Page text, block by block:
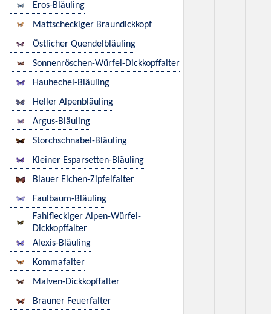
Eros-Bläuling
Mattscheckiger Braundickkopf
Östlicher Quendelbläuling
Sonnenröschen-Würfel-Dickkopffalter
Hauhechel-Bläuling
Heller Alpenbläuling
Argus-Bläuling
Storchschnabel-Bläuling
Kleiner Esparsetten-Bläuling
Blauer Eichen-Zipfelfalter
Faulbaum-Bläuling
Fahlfleckiger Alpen-Würfel-
Dickkopffalter
Alexis-Bläuling
Kommafalter
Malven-Dickkopffalter
Brauner Feuerfalter